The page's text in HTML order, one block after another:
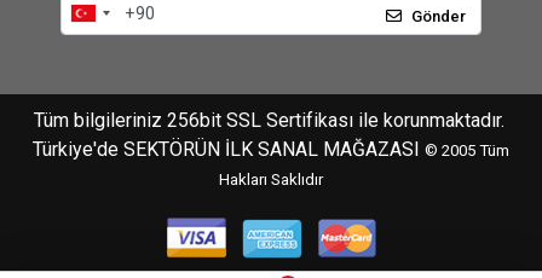
Gönder
Tüm bilgileriniz 256bit SSL Sertifikası ile korunmaktadır.
Türkiye'de SEKTÖRÜN İLK SANAL MAĞAZASI
© 2005 Tüm
Hakları Saklıdır